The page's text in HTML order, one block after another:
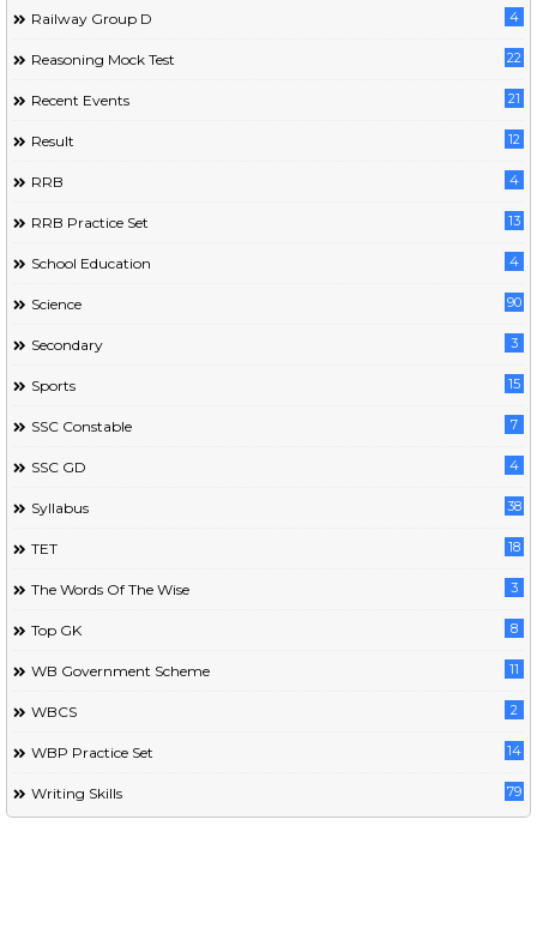
Railway Group D 4
Reasoning Mock Test 22
Recent Events 21
Result 12
RRB 4
RRB Practice Set 13
School Education 4
Science 90
Secondary 3
Sports 15
SSC Constable 7
SSC GD 4
Syllabus 38
TET 18
The Words Of The Wise 3
Top GK 8
WB Government Scheme 11
WBCS 2
WBP Practice Set 14
Writing Skills 79